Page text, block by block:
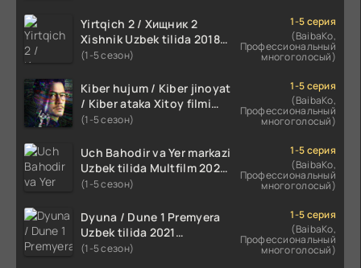
Yirtqich 2 / Хищник 2
Xishnik Uzbek tilida 2018-
2024 O'zbekcha tarjima
(1-5 сезон)
1-5 серия
(BaibaKo,
Профессиональный
многоголосый)
Kiber hujum / Kiber jinoyat
/ Kiber ataka Xitoy filmi
Uzbek tilida O'zbekcha
HD skachat
(1-5 сезон)
1-5 серия
(BaibaKo,
Профессиональный
многоголосый)
Uch Bahodir va Yer markazi
Uzbek tilida Multfilm 2025
tarjima HD skachat
(1-5 сезон)
1-5 серия
(BaibaKo,
Профессиональный
многоголосый)
Dyuna / Dune 1 Premyera
Uzbek tilida 2021
O'zbekcha tarjima kino HD
(1-5 сезон)
1-5 серия
(BaibaKo,
Профессиональный
многоголосый)